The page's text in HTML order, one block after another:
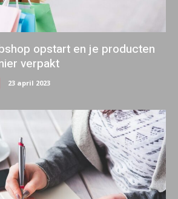
opstart en je producten
verpakt
23 april 2023